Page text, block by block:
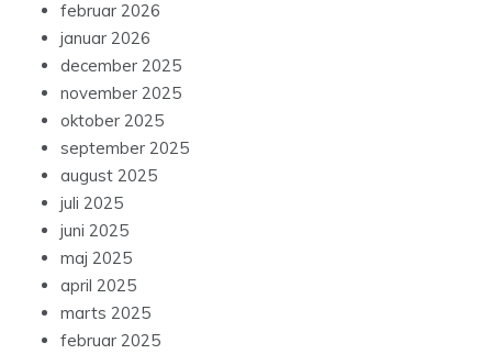
februar 2026
januar 2026
december 2025
november 2025
oktober 2025
september 2025
august 2025
juli 2025
juni 2025
maj 2025
april 2025
marts 2025
februar 2025